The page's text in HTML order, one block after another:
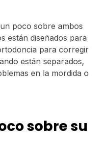
poco sobre ambos
están diseñados para
para corregir
están separados,
en la mordida o
sobre su